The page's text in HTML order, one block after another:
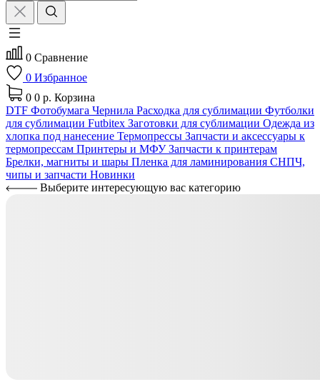
0 Сравнение
0 Избранное
0 0 р. Корзина
DTF Фотобумага Чернила Расходка для сублимации Футболки
для сублимации Futbitex Заготовки для сублимации Одежда из
хлопка под нанесение Термопрессы Запчасти и аксессуары к
термопрессам Принтеры и МФУЗапчасти к принтерам
Брелки, магниты и шары Пленка для ламинирования СНПЧ,
чипы и запчасти Новинки
Выберите интересующую вас категорию